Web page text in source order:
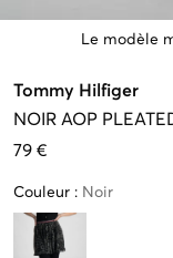
Le modèle
Tommy Hilfiger
NOIR AOP
79 €
Couleur : Noir